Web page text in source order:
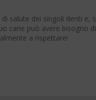
salute dei singoli denti e,
cane può avere bisogno
a rispettare!